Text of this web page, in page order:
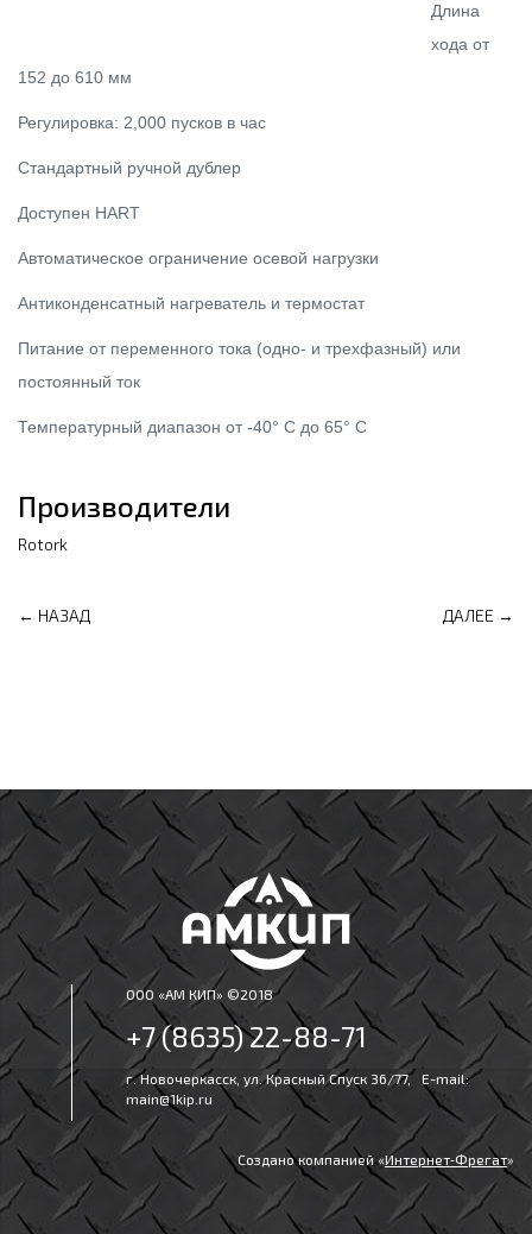
Длина
хода от
152 до 610 мм
Регулировка: 2,000 пусков в час
Стандартный ручной дублер
Доступен HART
Автоматическое ограничение осевой нагрузки
Антиконденсатный нагреватель и термостат
Питание от переменного тока (одно- и трехфазный) или
постоянный ток
Температурный диапазон от -40° C до 65° C
Производители
Rotork
← НАЗАД ДАЛЕЕ →
ООО «АМ КИП» ©2018
+7 (8635) 22-88-71
г. Новочеркасск, ул. Красный Спуск 36/77, E-mail:
main@1kip.ru
Создано компанией «Интернет‑Фрегат»